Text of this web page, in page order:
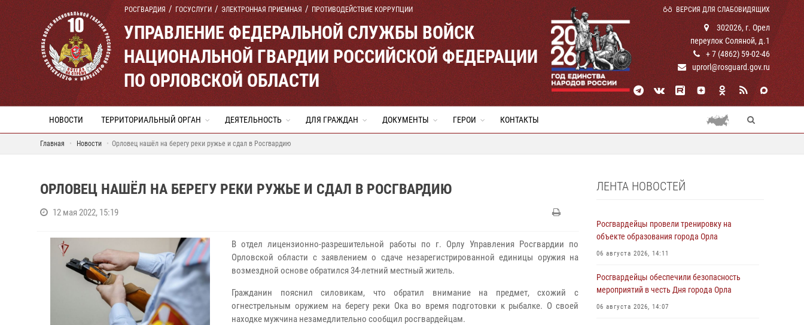
РОСГВАРДИЯ ГОСУСЛУГИ ЭЛЕКТРОННАЯ ПРИЕМНАЯ ПРОТИВОДЕЙСТВИЕ КОРРУПЦИИ ВЕРСИЯ ДЛЯ СЛАБОВИДЯЩИХ
УПРАВЛЕНИЕ ФЕДЕРАЛЬНОЙ СЛУЖБЫ ВОЙСК
НАЦИОНАЛЬНОЙ ГВАРДИИ РОССИЙСКОЙ ФЕДЕРАЦИИ
ПО ОРЛОВСКОЙ ОБЛАСТИ
302026, г. Орел
переулок Соляной, д.1
+ 7 (4862) 59-02-46
uprorl@rosguard.gov.ru
НОВОСТИ ТЕРРИТОРИАЛЬНЫЙ ОРГАН ДЕЯТЕЛЬНОСТЬ ДЛЯ ГРАЖДАН ДОКУМЕНТЫ ГЕРОИ КОНТАКТЫ
Главная Новости Орловец нашёл на берегу реки ружье и сдал в Росгвардию
ОРЛОВЕЦ НАШЁЛ НА БЕРЕГУ РЕКИ РУЖЬЕ И СДАЛ В РОСГВАРДИЮ
12 мая 2022, 15:19
В отдел лицензионно-разрешительной работы по г. Орлу Управления Росгвардии по
Орловской области с заявлением о сдаче незарегистрированной единицы оружия на
возмездной основе обратился 34-летний местный житель.
Гражданин пояснил силовикам, что обратил внимание на предмет, схожий с
огнестрельным оружием на берегу реки Ока во время подготовки к рыбалке. О своей
находке мужчина незамедлительно сообщил росгвардейцам.
ЛЕНТА НОВОСТЕЙ
Росгвардейцы провели тренировку на
объекте образования города Орла
06 августа 2026, 14:11
Росгвардейцы обеспечили безопасность
мероприятий в честь Дня города Орла
06 августа 2026, 14:07